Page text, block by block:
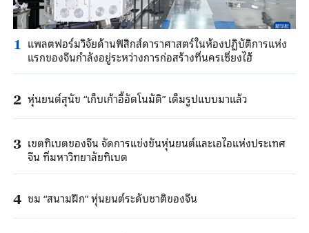
1 แพลตฟอร์มวิจัยด้านฟิสิกส์ดาราศาสตร์ในห้องปฏิบัติการแห่ง
แรกของจีนกำลังอยู่ระหว่างการก่อสร้างที่นครเซี่ยงไฮ้
2 หุ่นยนต์สุนัข “เก็บเก้าอี้อัตโนมัติ” เต็มรูปแบบมาแล้ว
3 เขตทิเบตของจีน จัดการแข่งขันหุ่นยนต์และเอไอแห่งประเทศ
จีน ที่มหาวิทยาลัยทิเบต
4 ชม “สนามฝึก” หุ่นยนต์ระดับชาติของจีน